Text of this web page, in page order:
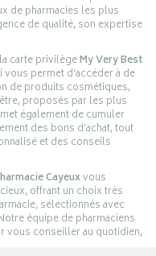
de pharmacies les plus
de qualité, son expertise
carte privilègeMy Very Best
permet d’accéder à de
de produits cosmétiques,
proposés par les plus
également de cumuler
des bons d’achat, tout
et des conseils
Cayeuxvous
offrant un choix très
sélectionnés avec
équipe de pharmaciens
vous conseiller au quotidien,